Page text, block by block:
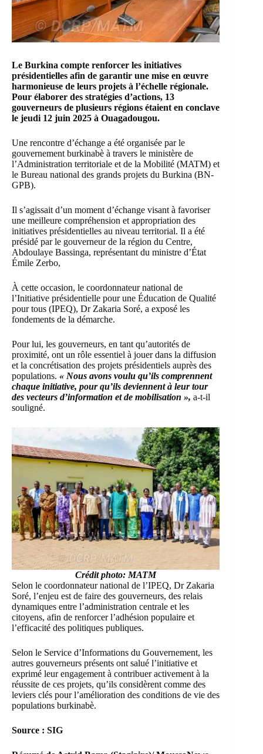
Le Burkina compte renforcer les initiatives
présidentielles afin de garantir une mise en œuvre
harmonieuse de leurs projets à l’échelle régionale.
Pour élaborer des stratégies d’actions, 13
gouverneurs de plusieurs régions étaient en conclave
le jeudi 12 juin 2025 à Ouagadougou.
Une rencontre d’échange a été organisée par le
gouvernement burkinabè à travers le ministère de
l’Administration territoriale et de la Mobilité (MATM) et
le Bureau national des grands projets du Burkina (BN-
GPB).
Il s’agissait d’un moment d’échange visant à favoriser
une meilleure compréhension et appropriation des
initiatives présidentielles au niveau territorial. Il a été
présidé par le gouverneur de la région du Centre,
Abdoulaye Bassinga, représentant du ministre d’État
Émile Zerbo,
À cette occasion, le coordonnateur national de
l’Initiative présidentielle pour une Éducation de Qualité
pour tous (IPEQ), Dr Zakaria Soré, a exposé les
fondements de la démarche.
Pour lui, les gouverneurs, en tant qu’autorités de
proximité, ont un rôle essentiel à jouer dans la diffusion
et la concrétisation des projets présidentiels auprès des
populations. « Nous avons voulu qu’ils comprennent
chaque initiative, pour qu’ils deviennent à leur tour
des vecteurs d’information et de mobilisation », a-t-il
souligné.
Crédit photo: MATM
Selon le coordonnateur national de l’IPEQ, Dr Zakaria
Soré, l’enjeu est de faire des gouverneurs, des relais
dynamiques entre l’administration centrale et les
citoyens, afin de renforcer l’adhésion populaire et
l’efficacité des politiques publiques.
Selon le Service d’Informations du Gouvernement, les
autres gouverneurs présents ont salué l’initiative et
exprimé leur engagement à contribuer activement à la
réussite de ces projets, qu’ils considèrent comme des
leviers clés pour l’amélioration des conditions de vie des
populations burkinabè.
Source : SIG